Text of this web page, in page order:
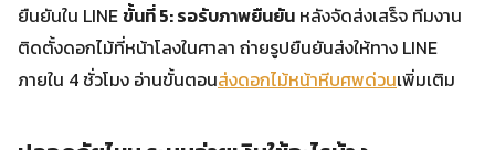
ยืนยันใน LINEขั้นที่ 5: รอรับภาพยืนยัน หลังจัดส่งเสร็จ ทีมงาน
ติดตั้งดอกไม้ที่หน้าโลงในศาลา ถ่ายรูปยืนยันส่งให้ทาง LINE
ภายใน 4 ชั่วโมง อ่านขั้นตอนส่งดอกไม้หน้าหีบศพด่วนเพิ่มเติม